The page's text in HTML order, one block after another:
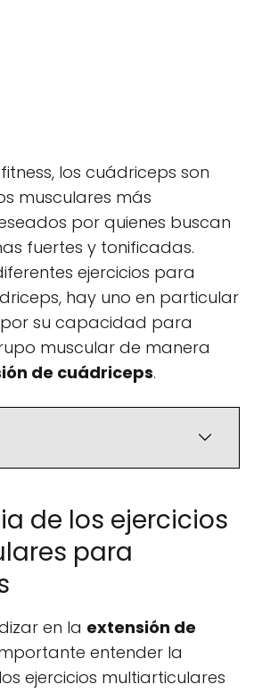
los cuádriceps son
musculares más
por quienes buscan
fuertes y tonificadas.
ejercicios para
hay uno en particular
su capacidad para
muscular de manera
de cuádriceps.
de los ejercicios
para
en la extensión de
entender la
ejercicios multiarticulares